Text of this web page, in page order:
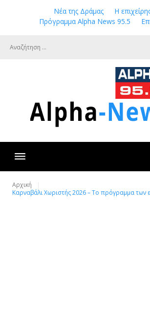
Νέα της Δράμας
Η
Πρόγραμμα Alpha News 95.5
Αρχική
Καρναβάλι Χωριστής 2026 – Το πρόγραμμα των